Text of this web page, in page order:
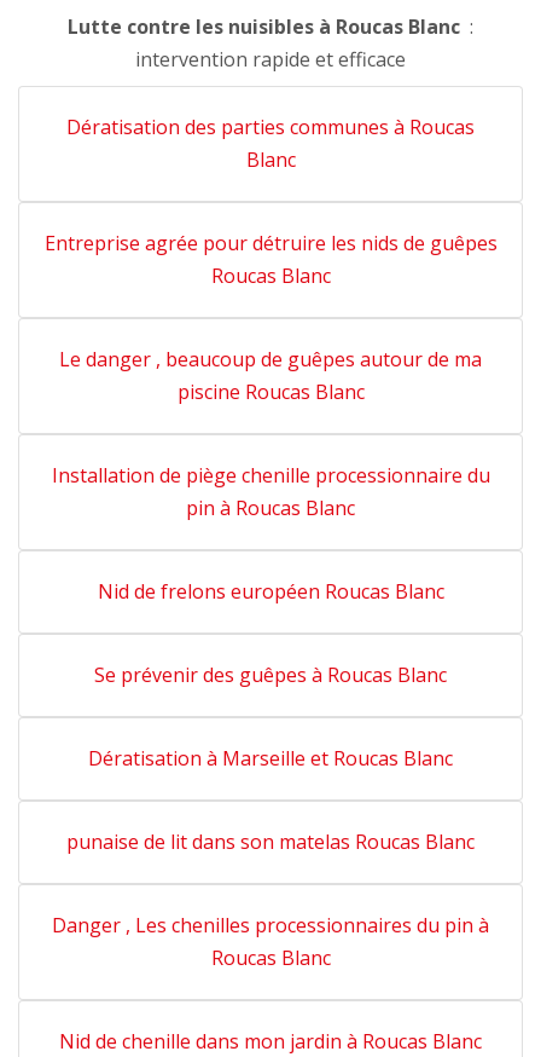
Lutte contre les nuisibles à Roucas Blanc :
intervention rapide et efficace
Dératisation des parties communes à Roucas
Blanc
Entreprise agrée pour détruire les nids de guêpes
Roucas Blanc
Le danger , beaucoup de guêpes autour de ma
piscine Roucas Blanc
Installation de piège chenille processionnaire du
pin à Roucas Blanc
Nid de frelons européen Roucas Blanc
Se prévenir des guêpes à Roucas Blanc
Dératisation à Marseille et Roucas Blanc
punaise de lit dans son matelas Roucas Blanc
Danger , Les chenilles processionnaires du pin à
Roucas Blanc
Nid de chenille dans mon jardin à Roucas Blanc